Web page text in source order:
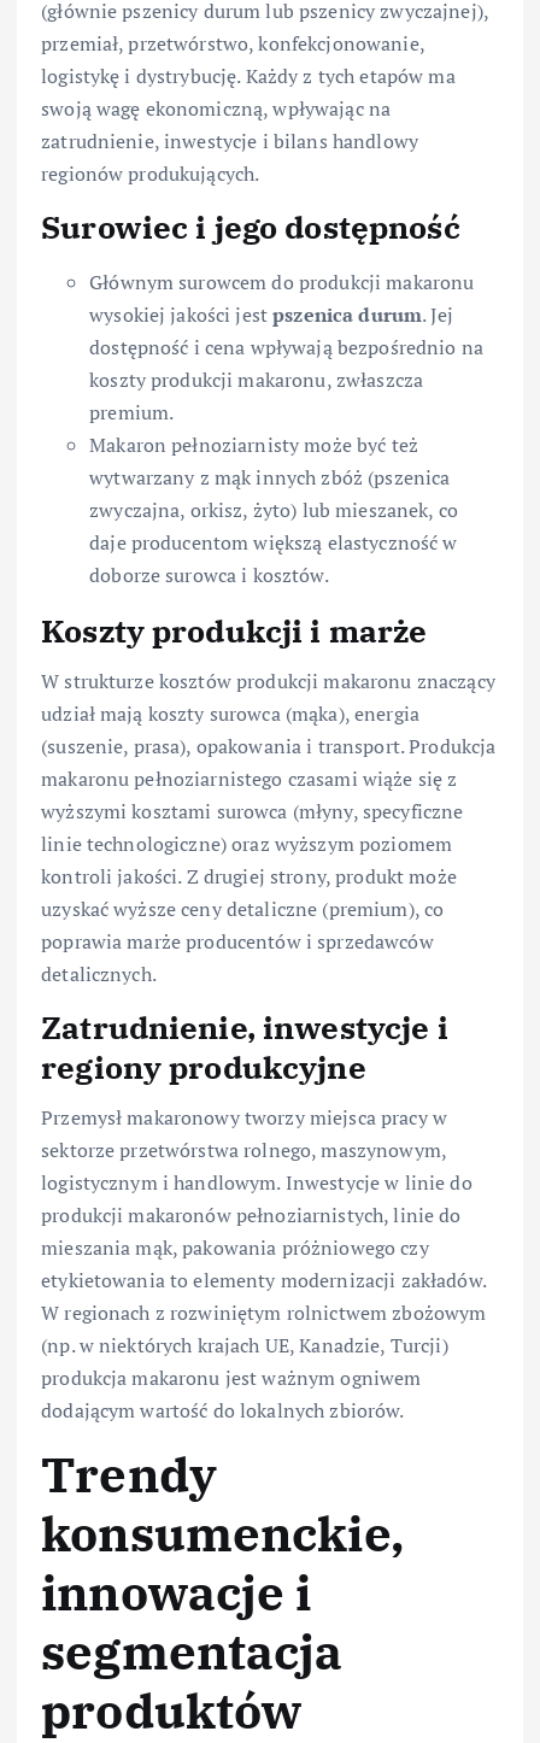
(głównie pszenicy durum lub pszenicy zwyczajnej),
przemiał, przetwórstwo, konfekcjonowanie,
logistykę i dystrybucję. Każdy z tych etapów ma
swoją wagę ekonomiczną, wpływając na
zatrudnienie, inwestycje i bilans handlowy
regionów produkujących.
Surowiec i jego dostępność
Głównym surowcem do produkcji makaronu
wysokiej jakości jestpszenica durum. Jej
dostępność i cena wpływają bezpośrednio na
koszty produkcji makaronu, zwłaszcza
premium.
Makaron pełnoziarnisty może być też
wytwarzany z mąk innych zbóż (pszenica
zwyczajna, orkisz, żyto) lub mieszanek, co
daje producentom większą elastyczność w
doborze surowca i kosztów.
Koszty produkcji i marże
W strukturze kosztów produkcji makaronu znaczący
udział mają koszty surowca (mąka), energia
(suszenie, prasa), opakowania i transport. Produkcja
makaronu pełnoziarnistego czasami wiąże się z
wyższymi kosztami surowca (młyny, specyficzne
linie technologiczne) oraz wyższym poziomem
kontroli jakości. Z drugiej strony, produkt może
uzyskać wyższe ceny detaliczne (premium), co
poprawia marże producentów i sprzedawców
detalicznych.
Zatrudnienie, inwestycje i
regiony produkcyjne
Przemysł makaronowy tworzy miejsca pracy w
sektorze przetwórstwa rolnego, maszynowym,
logistycznym i handlowym. Inwestycje w linie do
produkcji makaronów pełnoziarnistych, linie do
mieszania mąk, pakowania próżniowego czy
etykietowania to elementy modernizacji zakładów.
W regionach z rozwiniętym rolnictwem zbożowym
(np. w niektórych krajach UE, Kanadzie, Turcji)
produkcja makaronu jest ważnym ogniwem
dodającym wartość do lokalnych zbiorów.
Trendy
konsumenckie,
innowacje i
segmentacja
produktów